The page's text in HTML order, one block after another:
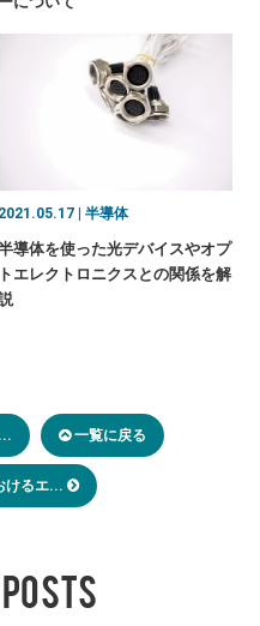
2021.05.17 | 半導体
導体を使った光デバイスやオプ
トエレクトロニクスとの関係を解
一覧に戻る
けるエ...